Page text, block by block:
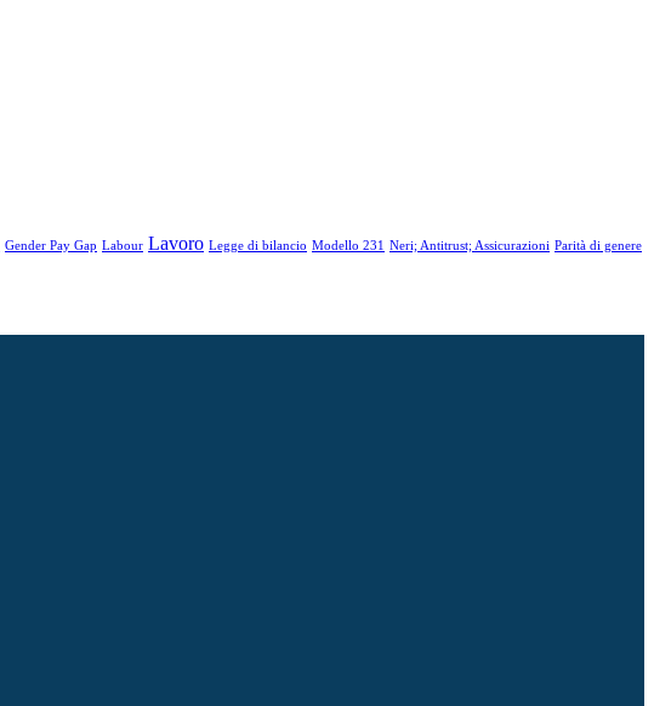
Gender Pay Gap Labour Lavoro Legge di bilancio Modello 231 Neri; Antitrust; Assicurazioni Parità di genere